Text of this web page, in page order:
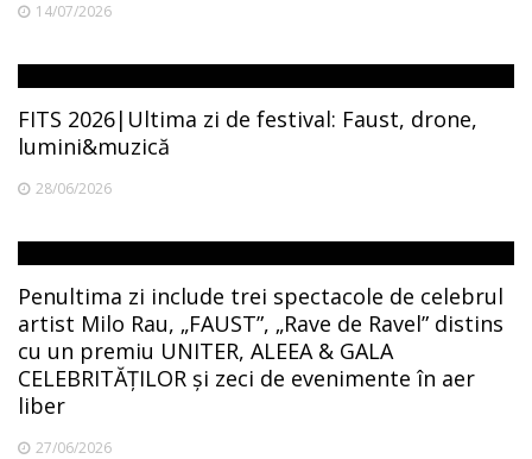
14/07/2026
FITS 2026|Ultima zi de festival: Faust, drone,
lumini&muzică
28/06/2026
Penultima zi include trei spectacole de celebrul
artist Milo Rau, „FAUST”, „Rave de Ravel” distins
cu un premiu UNITER, ALEEA & GALA
CELEBRITĂȚILOR și zeci de evenimente în aer
liber
27/06/2026